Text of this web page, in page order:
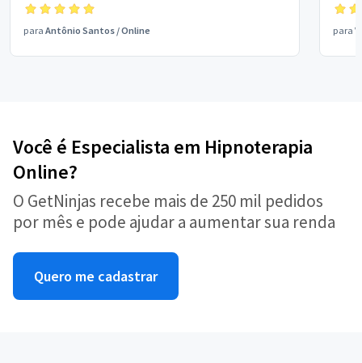
para Antônio Santos /Online para
Você é Especialista em Hipnoterapia
Online?
O GetNinjas recebe mais de 250 mil pedidos
por mês e pode ajudar a aumentar sua renda
Quero me cadastrar